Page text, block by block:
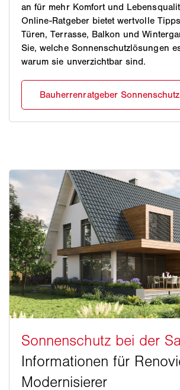
an für mehr Komfort und
Online-Ratgeber bietet wertvolle
Türen, Terrasse, Balkon und
Sie, welche Sonnenschutzlösungen
warum sie unverzichtbar sind.